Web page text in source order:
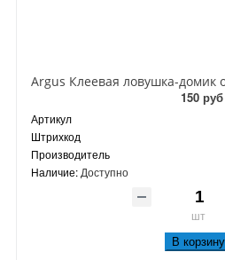
150 руб
Артикул
Штрихкод
Производитель
Наличие: Доступно
шт
В корзину